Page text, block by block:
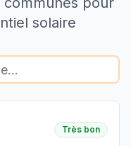
solaire
Très bon